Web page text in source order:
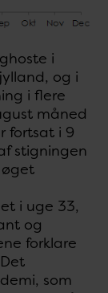
i
og i
i flere
måned
fortsat i 9
stigningen
øget
i uge 33,
og
forklare
som